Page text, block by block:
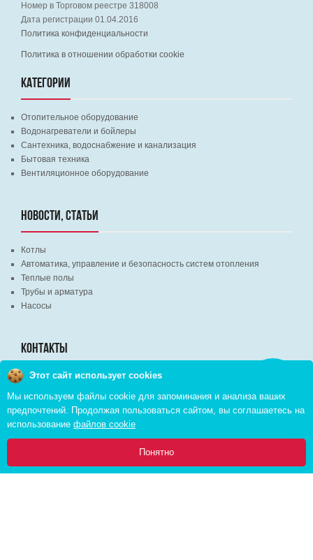
Главная Каталог Инфо Избранное Корзина:
Номер в Торговом реестре 318008
Дата регистрации 01.04.2016
Политика конфиденциальности
Политика в отношении обработки cookie
КАТЕГОРИИ
Отопительное оборудование
Водонагреватели и бойлеры
Сантехника, водоснабжение и канализация
Бытовая техника
Вентиляционное оборудование
НОВОСТИ, СТАТЬИ
Котлы
Автоматика, управление и безопасность систем отопления
Теплые полы
Трубы и арматура
Насосы
КОНТАКТЫ
г. Минск, ВЦ "Экспобел", строительный рынок, павильон № 8c
г. Минск, ул. М. Лынькова, д. 35, пом. 199
+375 (29) 110-46-46 (А1)
+375 (29) 373-90-16 (A1)
Этот сайт использует cookies
Мы используем файлы cookie для запоминания и анализа ваших
предпочтений. Продолжая пользоваться сайтом, вы соглашаетесь на
использование файлов cookie
Понятно